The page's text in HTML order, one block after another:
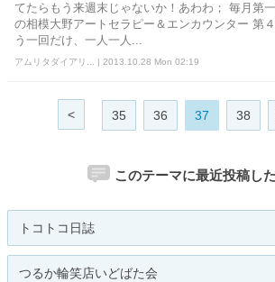
てたらもう来週末じゃないか！あわわ； 毎月第
の相模大野アートセラピー＆エンカウンター 第
う一回だけ、一人一人...
アムリタダイアリ... | 2013.10.28 Mon 02:19
< 35 36 37 38
このテーマに最近投稿し
トコトコ日誌
つるか輪笑店いどばた会